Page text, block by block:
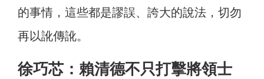
的事情，這些都是謬誤、誇大的說法，切勿
再以訛傳訛。
徐巧芯：賴清德不只打擊將領士